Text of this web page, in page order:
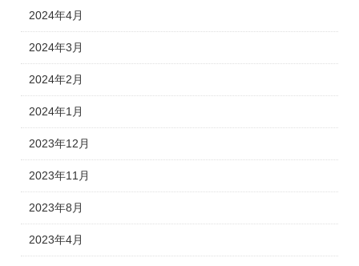
2024年4月
2024年3月
2024年2月
2024年1月
2023年12月
2023年11月
2023年8月
2023年4月